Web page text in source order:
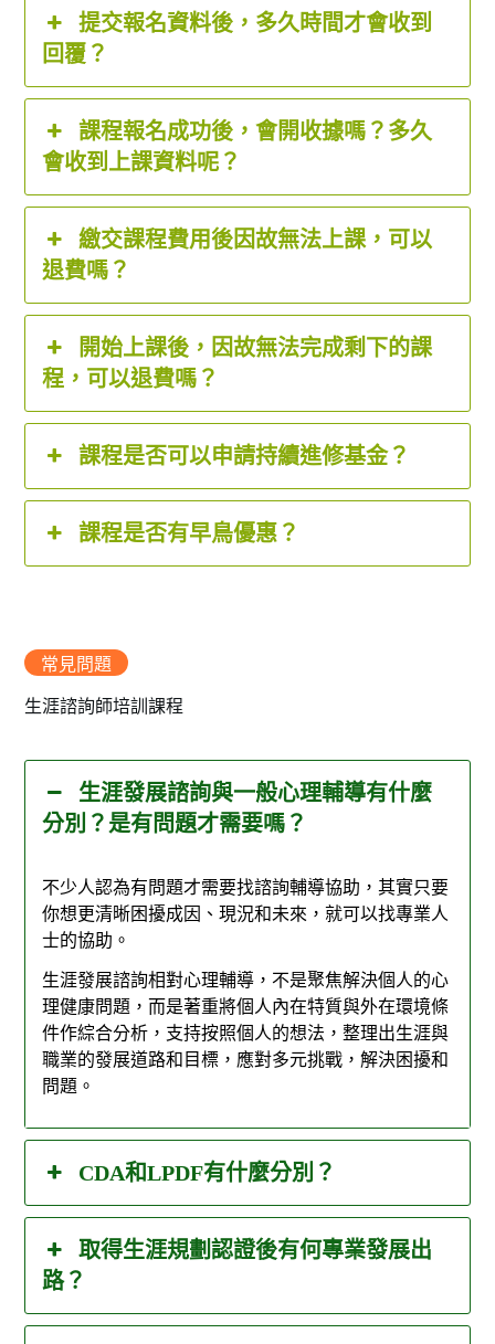
提交報名資料後，多久時間才會收到
回覆？
課程報名成功後，會開收據嗎？多久
會收到上課資料呢？
繳交課程費用後因故無法上課，可以
退費嗎？
開始上課後，因故無法完成剩下的課
程，可以退費嗎？
課程是否可以申請持續進修基金？
課程是否有早鳥優惠？
常見問題
生涯諮詢師培訓課程
生涯發展諮詢與一般心理輔導有什麼
分別？是有問題才需要嗎？
不少人認為有問題才需要找諮詢輔導協助，其實只要
你想更清晰困擾成因、現況和未來，就可以找專業人
士的協助。
生涯發展諮詢相對心理輔導，不是聚焦解決個人的心
理健康問題，而是著重將個人內在特質與外在環境條
件作綜合分析，支持按照個人的想法，整理出生涯與
職業的發展道路和目標，應對多元挑戰，解決困擾和
問題。
CDA和LPDF有什麼分別？
取得生涯規劃認證後有何專業發展出
路？